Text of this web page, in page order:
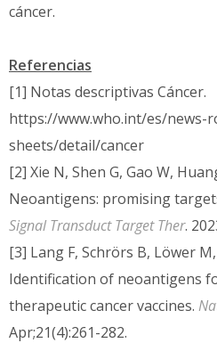
cáncer.
Referencias
[1] Notas descriptivas Cáncer.
https://www.who.int/es/news-
sheets/detail/cancer
[2] Xie N, Shen G, Gao W,
Neoantigens: promising
Signal Transduct Target Ther.
[3] Lang F, Schrörs B, Löwer
Identification of neoantigens
therapeutic cancer vaccines.
Apr;21(4):261-282.